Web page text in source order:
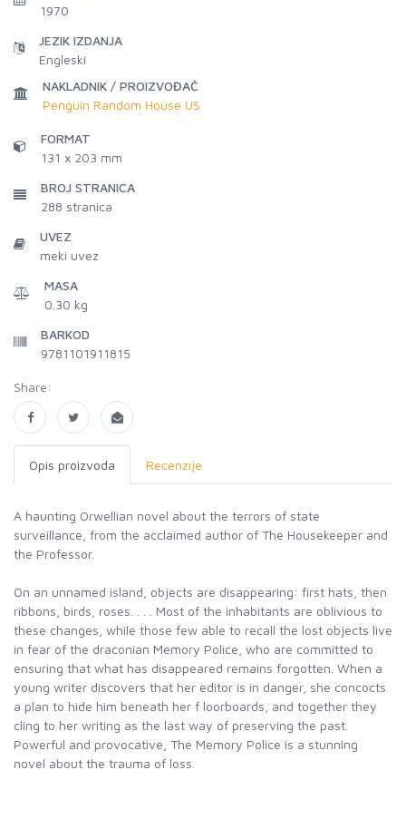
1970
JEZIK IZDANJA
Engleski
NAKLADNIK / PROIZVOĐAČ
Penguin Random House US
FORMAT
131 x 203 mm
BROJ STRANICA
288 stranica
UVEZ
meki uvez
MASA
0.30 kg
BARKOD
9781101911815
Share:
Opis proizvoda Recenzije
A haunting Orwellian novel about the terrors of state
surveillance, from the acclaimed author of The Housekeeper and
the Professor.
On an unnamed island, objects are disappearing: first hats, then
ribbons, birds, roses. . . . Most of the inhabitants are oblivious to
these changes, while those few able to recall the lost objects live
in fear of the draconian Memory Police, who are committed to
ensuring that what has disappeared remains forgotten. When a
young writer discovers that her editor is in danger, she concocts
a plan to hide him beneath her f loorboards, and together they
cling to her writing as the last way of preserving the past.
Powerful and provocative, The Memory Police is a stunning
novel about the trauma of loss.